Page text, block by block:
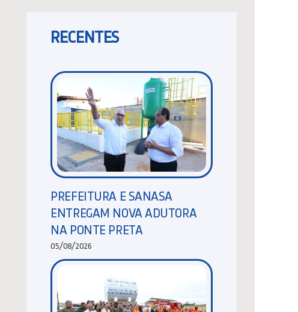
RECENTES
PREFEITURA E SANASA
ENTREGAM NOVA ADUTORA
NA PONTE PRETA
05/08/2026